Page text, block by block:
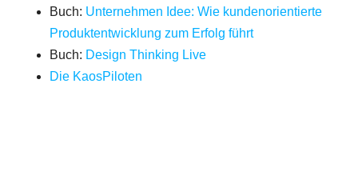
Buch: Unternehmen Idee: Wie kundenorientierte
Produktentwicklung zum Erfolg führt
Buch: Design Thinking Live
Die KaosPiloten